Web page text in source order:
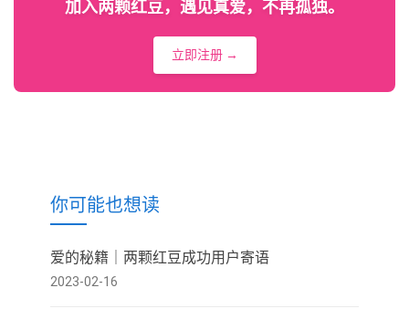
加入两颗红豆，遇见真爱，不再孤独。
立即注册 →
你可能也想读
爱的秘籍｜两颗红豆成功用户寄语
2023-02-16